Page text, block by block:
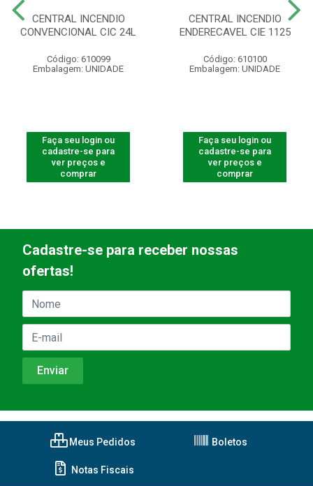
CENTRAL INCENDIO
CONVENCIONAL CIC 24L
Código: 610099
Embalagem: UNIDADE
Faça seu login ou
cadastre-se para
ver preços e
comprar
CENTRAL INCENDIO
ENDERECAVEL CIE 1125
Código: 610100
Embalagem: UNIDADE
Faça seu login ou
cadastre-se para
ver preços e
comprar
Cadastre-se para receber nossas
ofertas!
Meus Pedidos Boletos
Notas Fiscais